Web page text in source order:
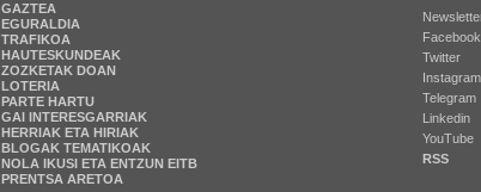
GAZTEA
EGURALDIA
TRAFIKOA
HAUTESKUNDEAK
ZOZKETAK DOAN
LOTERIA
PARTE HARTU
GAI INTERESGARRIAK
HERRIAK ETA HIRIAK
BLOGAK TEMATIKOAK
NOLA IKUSI ETA ENTZUN EITB
PRENTSA ARETOA
Facebook
Twitter
Instagram
Telegram
Linkedin
YouTube
RSS